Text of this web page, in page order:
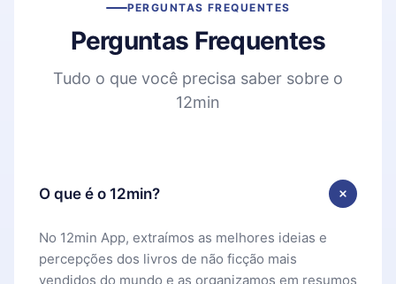
PERGUNTAS FREQUENTES
Perguntas Frequentes
Tudo o que você precisa saber sobre o
12min
O que é o 12min?
No 12min App, extraímos as melhores ideias e
percepções dos livros de não ficção mais
vendidos do mundo e as organizamos em resumos